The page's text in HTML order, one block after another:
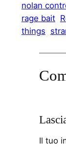
nolan
rage bait
things
Il tuo